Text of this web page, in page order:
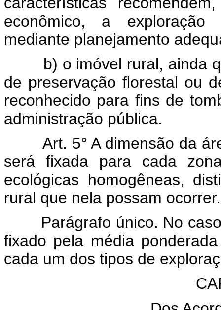
econômico, a exploração
mediante planejamento
b) o imóvel rural, ainda
de preservação florestal ou
reconhecido para fins de
administração pública.
Art. 5° A dimensão da
será fixada para cada
ecológicas homogêneas,
rural que nela possam ocorrer.
Parágrafo único. No
fixado pela média
cada um dos tipos de